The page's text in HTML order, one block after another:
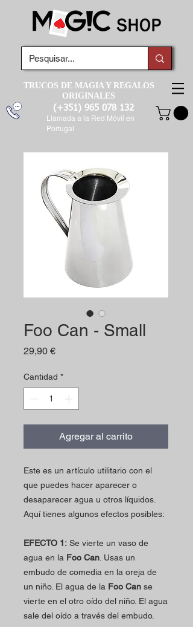
TRUCOS DE MAGIA Y REGALOS
ORIGINALES
(+351) 965 078 132
Llamada a la Red Móvil en
Portugal
Foo Can - Small
29,90 €Precio
Cantidad *
Agregar al carrito
Este es un artículo utilitario con el
que puedes hacer aparecer o
desaparecer agua u otros líquidos.
Aquí tienes algunos efectos posibles:
EFECTO 1: Se vierte un vaso de
agua en la Foo Can . Usas un
embudo de comedia en la oreja de
un niño. El agua de la Foo Can se
vierte en el otro oído del niño. El agua
sale del oído a través del embudo.